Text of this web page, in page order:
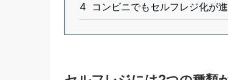
4 コンビニでもセルフレジ化が